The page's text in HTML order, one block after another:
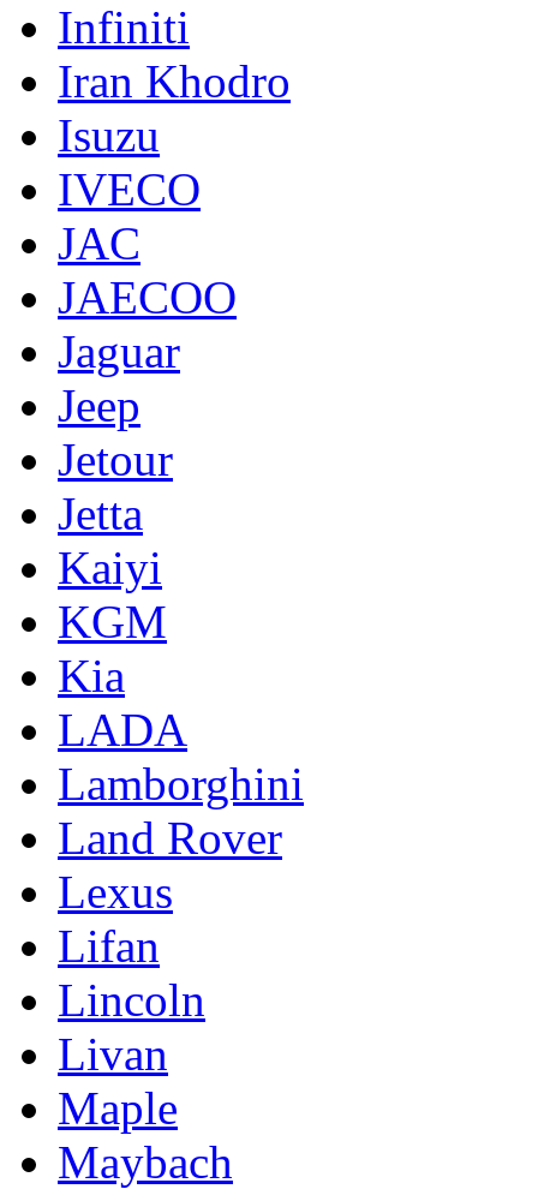
Infiniti
Iran Khodro
Isuzu
IVECO
JAC
JAECOO
Jaguar
Jeep
Jetour
Jetta
Kaiyi
KGM
Kia
LADA
Lamborghini
Land Rover
Lexus
Lifan
Lincoln
Livan
Maple
Maybach